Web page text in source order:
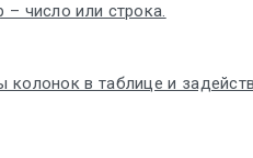
число или строка.
колонок в таблице и